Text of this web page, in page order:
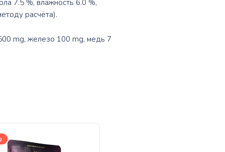
7.5 %, влажность 6.0 %,
расчёта).
mg, железо 100 mg, медь 7